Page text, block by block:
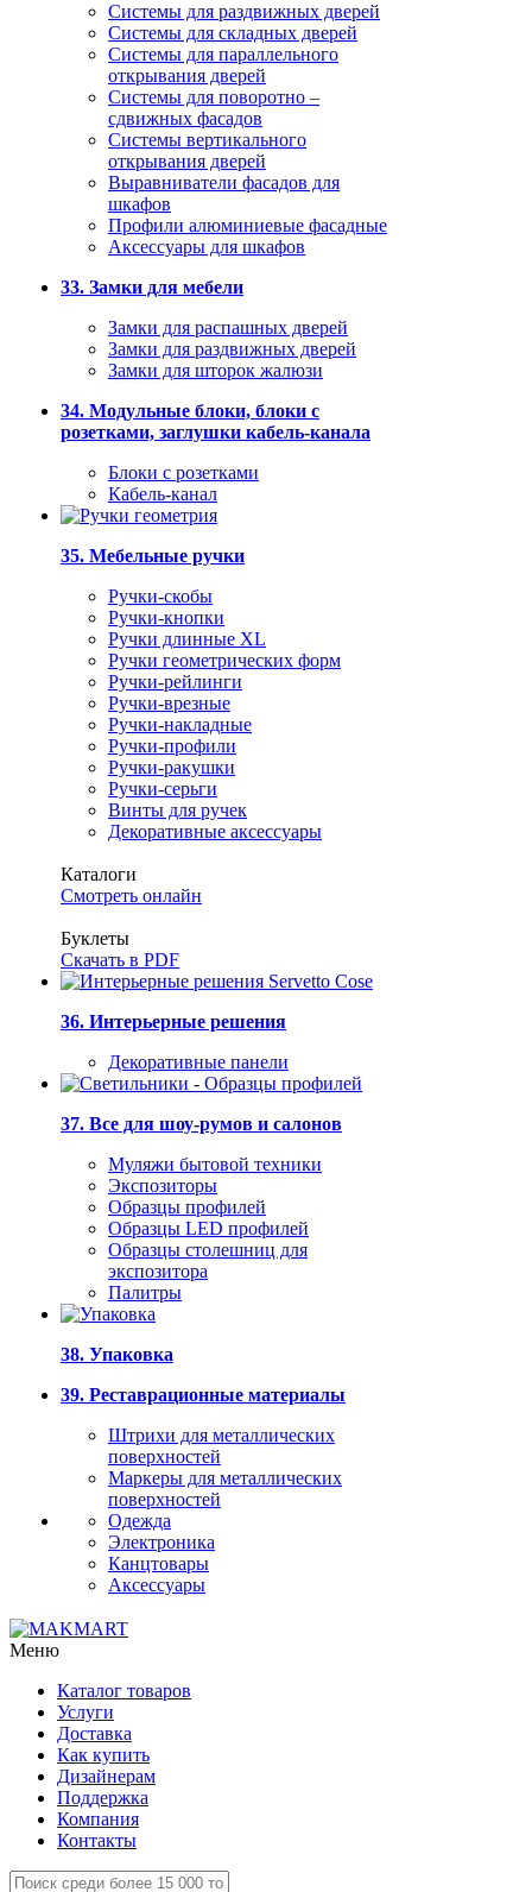
Системы для раздвижных дверей
Системы для складных дверей
Системы для параллельного
открывания дверей
Системы для поворотно –
сдвижных фасадов
Системы вертикального
открывания дверей
Выравниватели фасадов для
шкафов
Профили алюминиевые фасадные
Аксессуары для шкафов
33. Замки для мебели
Замки для распашных дверей
Замки для раздвижных дверей
Замки для шторок жалюзи
34. Модульные блоки, блоки с
розетками, заглушки кабель-канала
Блоки с розетками
Кабель-канал
35. Мебельные ручки
Ручки-скобы
Ручки-кнопки
Ручки длинные XL
Ручки геометрических форм
Ручки-рейлинги
Ручки-врезные
Ручки-накладные
Ручки-профили
Ручки-ракушки
Ручки-серьги
Винты для ручек
Декоративные аксессуары
Каталоги
Смотреть онлайн
Буклеты
Скачать в PDF
36. Интерьерные решения
Декоративные панели
37. Все для шоу-румов и салонов
Муляжи бытовой техники
Экспозиторы
Образцы профилей
Образцы LED профилей
Образцы столешниц для
экспозитора
Палитры
38. Упаковка
39. Реставрационные материалы
Штрихи для металлических
поверхностей
Маркеры для металлических
поверхностей
Одежда
Электроника
Канцтовары
Аксессуары
Меню
Каталог товаров
Услуги
Доставка
Как купить
Дизайнерам
Поддержка
Компания
Контакты